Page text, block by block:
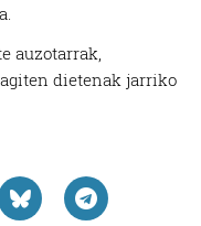
auzotarrak,
dietenak jarriko